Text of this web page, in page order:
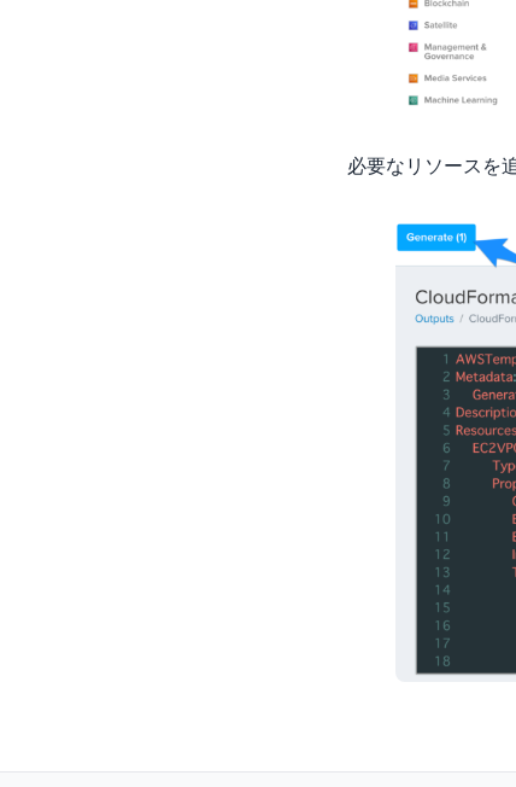
必要なリソースを